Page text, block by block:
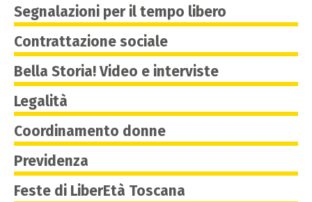
Segnalazioni per il tempo libero
Contrattazione sociale
Bella Storia! Video e interviste
Legalità
Coordinamento donne
Previdenza
Feste di LiberEtà Toscana